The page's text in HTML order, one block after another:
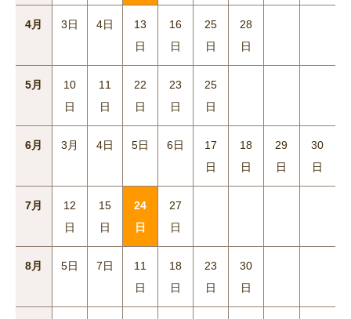
4月 3日 4日
13
日
16
日
25
日
28
日
5月
10
日
11
日
22
日
23
日
25
日
6月 3月 4日 5日 6日
17
日
18
日
29
日
30
日
7月
12
日
15
日
24
日
27
日
8月 5日 7日
11
日
18
日
23
日
30
日